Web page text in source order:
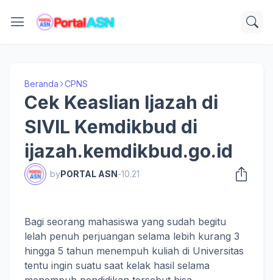
Beranda CPNS
Cek Keaslian Ijazah di
SIVIL Kemdikbud di
ijazah.kemdikbud.go.id
byPORTAL ASN-10.21
Bagi seorang mahasiswa yang sudah begitu
lelah penuh perjuangan selama lebih kurang 3
hingga 5 tahun menempuh kuliah di Universitas
tentu ingin suatu saat kelak hasil selama